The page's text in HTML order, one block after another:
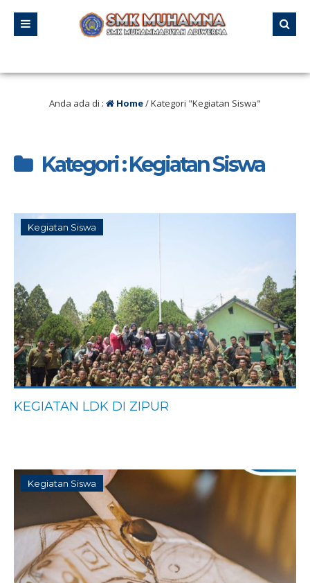
Anda ada di : Home/Kategori "Kegiatan Siswa"
Kategori : Kegiatan Siswa
Kegiatan Siswa
KEGIATAN LDK DI ZIPUR
Kegiatan Siswa